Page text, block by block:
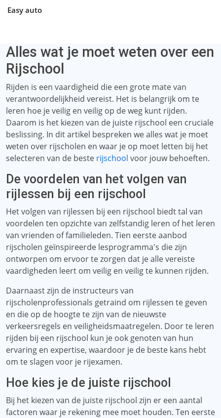
Easy auto
Alles wat je moet weten over een
Rijschool
Rijden is een vaardigheid die een grote mate van
verantwoordelijkheid vereist. Het is belangrijk om te
leren hoe je veilig en veilig op de weg kunt rijden.
Daarom is het kiezen van de juiste rijschool een cruciale
beslissing. In dit artikel bespreken we alles wat je moet
weten over rijscholen en waar je op moet letten bij het
selecteren van de beste rijschool voor jouw behoeften.
De voordelen van het volgen van
rijlessen bij een rijschool
Het volgen van rijlessen bij een rijschool biedt tal van
voordelen ten opzichte van zelfstandig leren of het leren
van vrienden of familieleden. Tien eerste aanbod
rijscholen geïnspireerde lesprogramma's die zijn
ontworpen om ervoor te zorgen dat je alle vereiste
vaardigheden leert om veilig en veilig te kunnen rijden.
Daarnaast zijn de instructeurs van
rijscholenprofessionals getraind om rijlessen te geven
en die op de hoogte te zijn van de nieuwste
verkeersregels en veiligheidsmaatregelen. Door te leren
rijden bij een rijschool kun je ook genoten van hun
ervaring en expertise, waardoor je de beste kans hebt
om te slagen voor je rijexamen.
Hoe kies je de juiste rijschool
Bij het kiezen van de juiste rijschool zijn er een aantal
factoren waar je rekening mee moet houden. Ten eerste